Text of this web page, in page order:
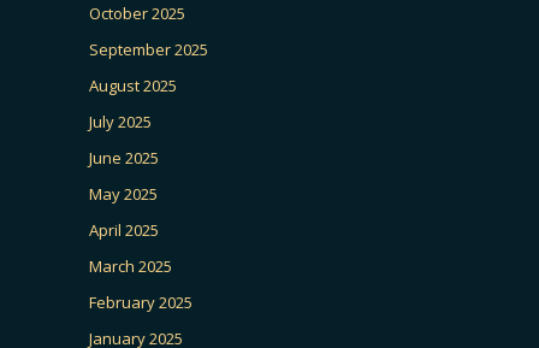
October 2025
September 2025
August 2025
July 2025
June 2025
May 2025
April 2025
March 2025
February 2025
January 2025